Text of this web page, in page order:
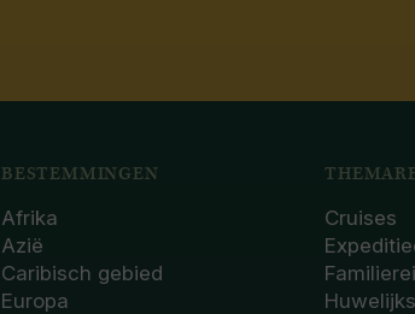
BESTEMMINGEN
Afrika
Azië
Caribisch gebied
Europa
Cruises